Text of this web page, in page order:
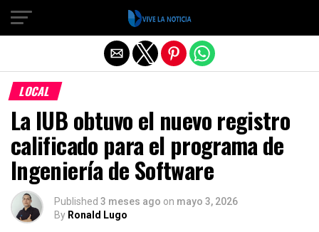
LOCAL
La IUB obtuvo el nuevo registro
calificado para el programa de
Ingeniería de Software
Published 3 meses ago on mayo 3, 2026
By Ronald Lugo
Salir de la versión móvil